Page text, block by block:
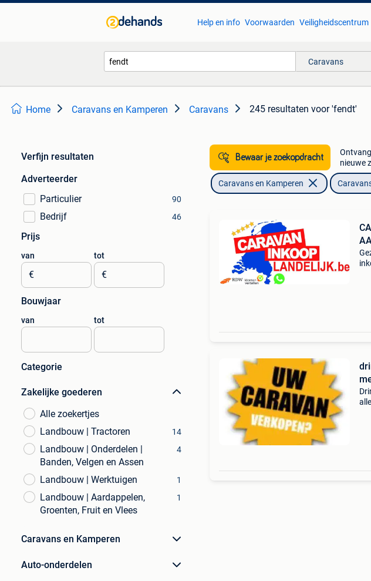
Help en info Voorwaarden Veiligheidscentrum
Caravans
Home Caravans en Kamperen Caravans 245 resultaten voor 'fendt'
Verfijn resultaten
Adverteerder
Particulier
90
Bedrijf 46
Prijs
van
€
tot
€
Bouwjaar
van tot
Categorie
Zakelijke goederen
Alle zoekertjes
Landbouw | Tractoren
14
Landbouw | Onderdelen |
Banden, Velgen en Assen
4
Landbouw | Werktuigen 1
Landbouw | Aardappelen,
Groenten, Fruit en Vlees
1
Caravans en Kamperen
Auto-onderdelen
Bewaar je zoekopdracht
nieuwe
Caravans en Kamperen